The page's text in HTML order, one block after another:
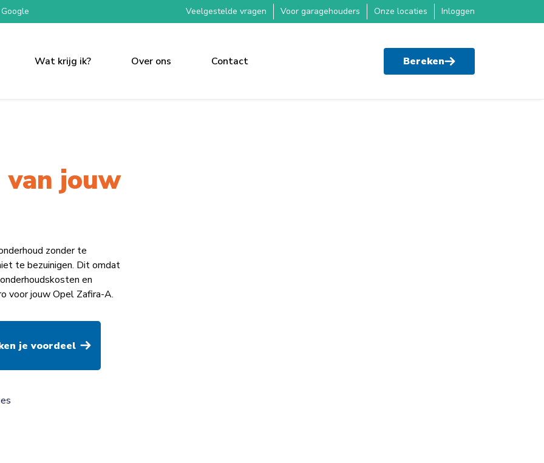
Veelgestelde vragen Voor garagehouders Onze locaties Inloggen
Wat krijg ik? Over ons Contact Bereken
jouw
zonder te
te bezuinigen. Dit omdat
en
voor jouw Opel Zafira-A.